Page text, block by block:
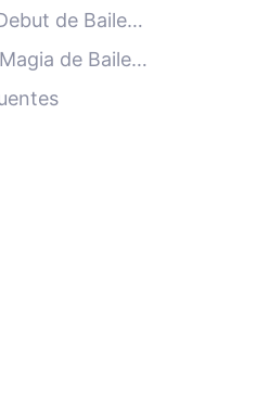
de Baile
en Segundos
de Baile